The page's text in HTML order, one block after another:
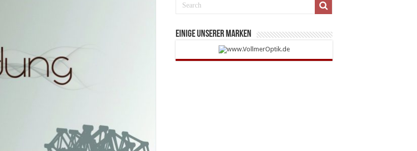
Einige unserer Marken